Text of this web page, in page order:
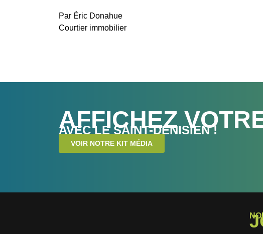
Par Éric Donahue
Courtier immobilier
AFFICHEZ
AVEC LE SAINT-DENISIEN !
VOIR NOTRE KIT MÉDIA